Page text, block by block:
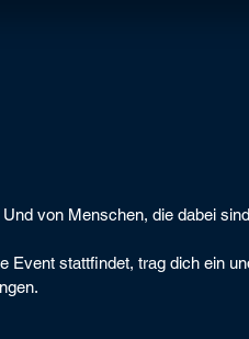
von Menschen, die dabei
Event stattfindet, trag dich ein